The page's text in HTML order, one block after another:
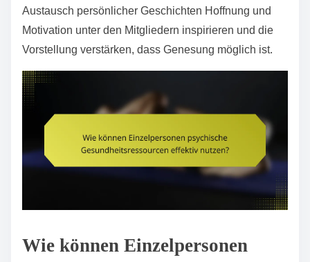
Austausch persönlicher Geschichten Hoffnung und
Motivation unter den Mitgliedern inspirieren und die
Vorstellung verstärken, dass Genesung möglich ist.
Wie können Einzelpersonen